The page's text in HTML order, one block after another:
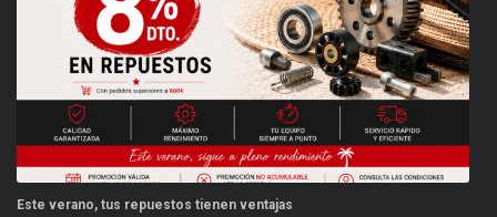
Este verano, tus repuestos tienen ventajas